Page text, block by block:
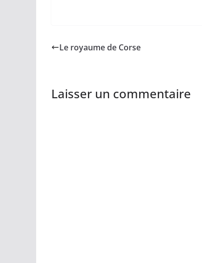
Le royaume de Corse
Laisser un commentaire